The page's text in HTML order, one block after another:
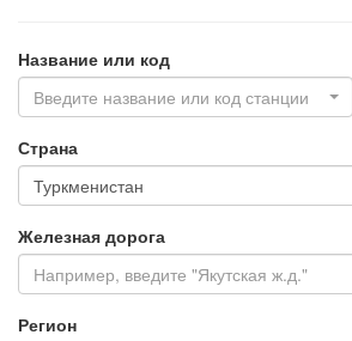
Название или код
Введите название или код станции
Страна
Железная дорога
Регион